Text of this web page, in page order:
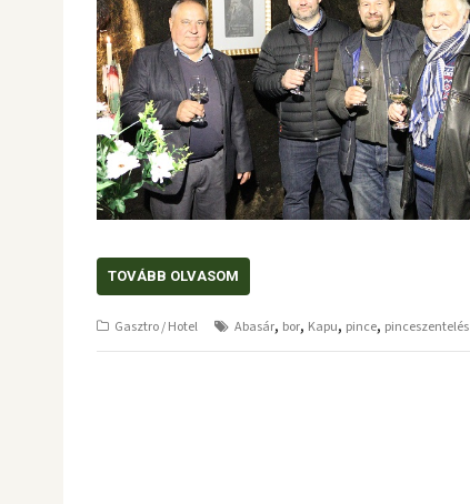
TOVÁBB OLVASOM
Gasztro / Hotel Abasár, bor, Kapu, pince, pinceszentelés